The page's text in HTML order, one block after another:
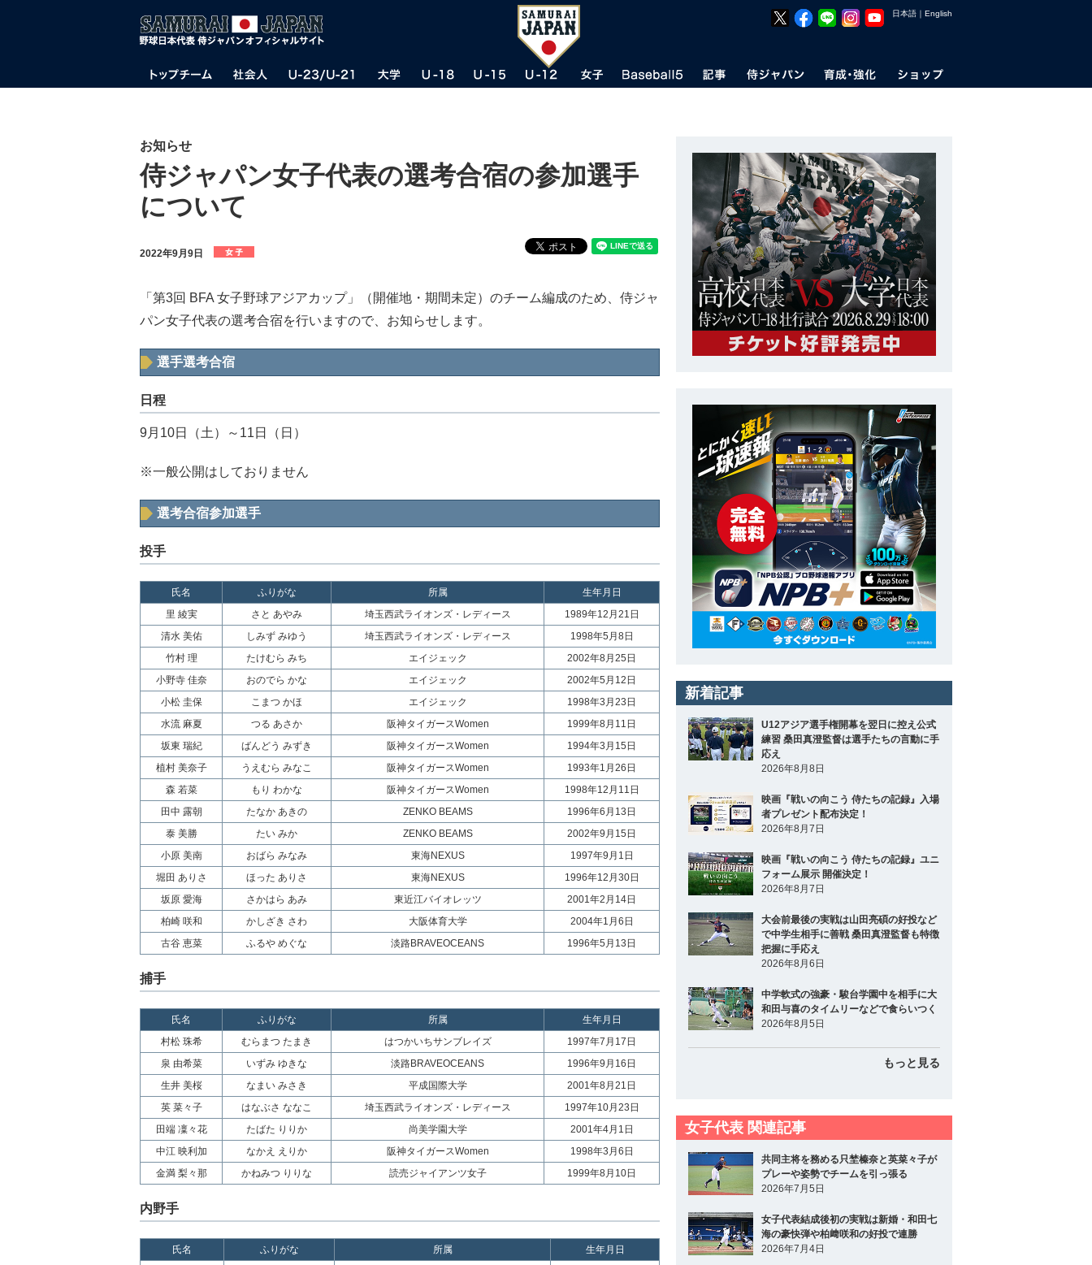
日本語 ｜ English
お知らせ
侍ジャパン女子代表の選考合宿の参加選手
について
2022年9月9日
「第3回 BFA 女子野球アジアカップ」（開催地・期間未定）のチーム編成のため、侍ジャ
パン女子代表の選考合宿を行いますので、お知らせします。
選手選考合宿
日程
9月10日（土）～11日（日）
※一般公開はしておりません
選考合宿参加選手
投手
氏名 ふりがな 所属
生年月日
里 綾実
さと あやみ 埼玉西武ライオンズ・レディース
1989年12月21日
清水 美佑
しみず みゆう 埼玉西武ライオンズ・レディース
1998年5月8日
竹村 理
たけむら みち エイジェック
2002年8月25日
小野寺 佳奈
おのでら かな エイジェック
2002年5月12日
小松 圭保
こまつ かほ エイジェック
1998年3月23日
水流 麻夏
つる あさか 阪神タイガースWomen
1999年8月11日
坂東 瑞紀
ばんどう みずき 阪神タイガースWomen
1994年3月15日
植村 美奈子
うえむら みなこ 阪神タイガースWomen
1993年1月26日
森 若菜
もり わかな 阪神タイガースWomen
1998年12月11日
田中 露朝
たなか あきの ZENKO BEAMS
1996年6月13日
泰 美勝
たい みか ZENKO BEAMS
2002年9月15日
小原 美南
おばら みなみ 東海NEXUS
1997年9月1日
堀田 ありさ
ほった ありさ 東海NEXUS
1996年12月30日
坂原 愛海
さかはら あみ 東近江バイオレッツ
2001年2月14日
柏崎 咲和
かしざき さわ 大阪体育大学
2004年1月6日
古谷 恵菜
ふるや めぐな 淡路BRAVEOCEANS 1996年5月13日
捕手
氏名 ふりがな 所属
生年月日
村松 珠希
むらまつ たまき はつかいちサンブレイズ
1997年7月17日
泉 由希菜
いずみ ゆきな 淡路BRAVEOCEANS
1996年9月16日
生井 美桜
なまい みさき 平成国際大学
2001年8月21日
英 菜々子
はなぶさ ななこ 埼玉西武ライオンズ・レディース
1997年10月23日
田端 凜々花
たばた りりか 尚美学園大学
2001年4月1日
中江 映利加
なかえ えりか 阪神タイガースWomen
1998年3月6日
金満 梨々那
かねみつ りりな 読売ジャイアンツ女子 1999年8月10日
内野手
氏名 ふりがな 所属
生年月日
新着記事
U12アジア選手権開幕を翌日に控え公式
練習 桑田真澄監督は選手たちの言動に手
応え
2026年8月8日
映画『戦いの向こう 侍たちの記録』入場
者プレゼント配布決定！
2026年8月7日
映画『戦いの向こう 侍たちの記録』ユニ
フォーム展示 開催決定！
2026年8月7日
大会前最後の実戦は山田亮碩の好投など
で中学生相手に善戦 桑田真澄監督も特徴
把握に手応え
2026年8月6日
中学軟式の強豪・駿台学園中を相手に大
和田与喜のタイムリーなどで食らいつく
2026年8月5日
もっと見る
女子代表 関連記事
共同主将を務める只埜榛奈と英菜々子が
プレーや姿勢でチームを引っ張る
2026年7月5日
女子代表結成後初の実戦は新婚・和田七
海の豪快弾や柏﨑咲和の好投で連勝
2026年7月4日